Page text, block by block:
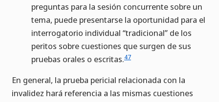
preguntas para la sesión concurrente sobre un
tema, puede presentarse la oportunidad para el
interrogatorio individual “tradicional” de los
peritos sobre cuestiones que surgen de sus
pruebas orales o escritas.47
En general, la prueba pericial relacionada con la
invalidez hará referencia a las mismas cuestiones